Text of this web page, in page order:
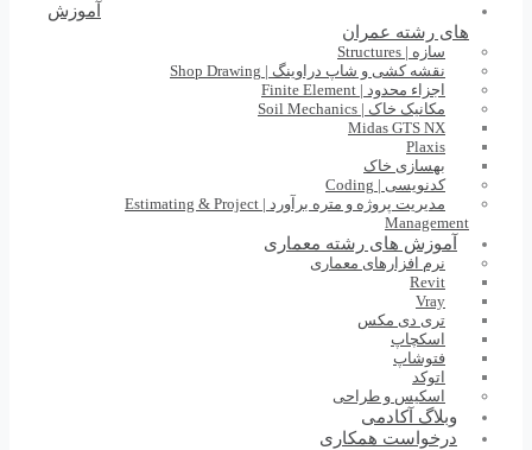
آموزش
های رشته عمران
سازه | Structures
نقشه کشی و شاپ دراوینگ | Shop Drawing
اجزاء محدود | Finite Element
مکانیک خاک | Soil Mechanics
Midas GTS NX
Plaxis
بهسازی خاک
کدنویسی | Coding
مدیریت پروژه و متره برآورد | Estimating & Project
Management
آموزش های رشته معماری
نرم افزارهای معماری
Revit
Vray
تری دی مکس
اسکچاپ
فتوشاپ
اتوکد
اسکیس و طراحی
وبلاگ آکادمی
درخواست همکاری